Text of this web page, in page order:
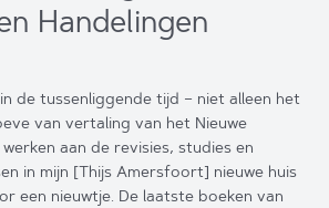
Handelingen
de tussenliggende tijd – niet alleen het
van vertaling van het Nieuwe
aan de revisies, studies en
in mijn [Thijs Amersfoort] nieuwe huis
een nieuwtje. De laatste boeken van